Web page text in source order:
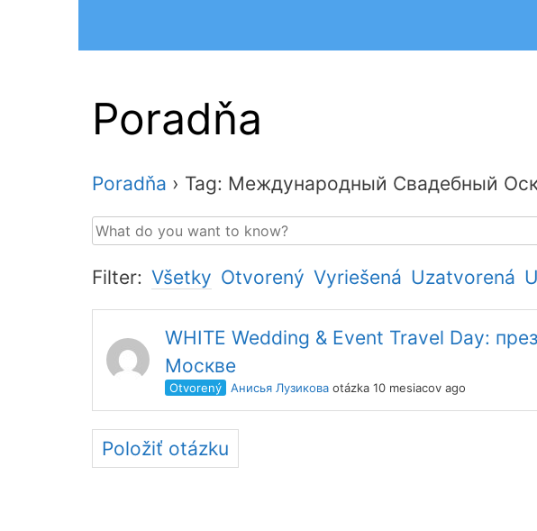
Poradňa
Poradňa › Tag: Международный Свадебный
Filter: Všetky Otvorený Vyriešená Uzatvorená
WHITE Wedding & Event Travel Day:
Москве
Otvorený Анисья Лузикова otázka 10 mesiacov ago
Položiť otázku